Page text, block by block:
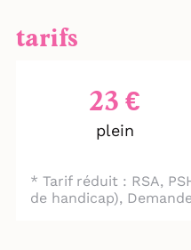
tarifs
23 €
plein
* Tarif réduit : RSA,
de handicap),